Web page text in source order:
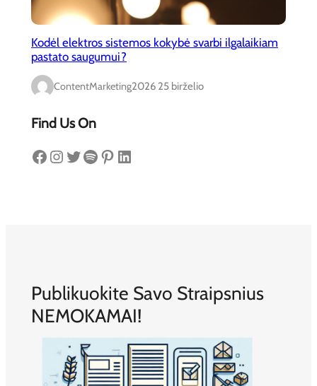
Kodėl elektros sistemos kokybė svarbi ilgalaikiam
pastato saugumui?
ContentMarketing2026 25 birželio
Find Us On
Facebook Instagram Twitter Spotify Pinterest LinkedIn
Publikuokite Savo Straipsnius
NEMOKAMAI!